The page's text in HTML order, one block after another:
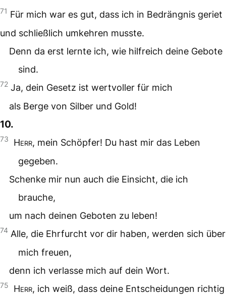
71 Für mich war es gut, dass ich in Bedrängnis geriet
und schließlich umkehren musste.
Denn da erst lernte ich, wie hilfreich deine Gebote
sind.
72 Ja, dein Gesetz ist wertvoller für mich
als Berge von Silber und Gold!
10.
73 Herr, mein Schöpfer! Du hast mir das Leben
gegeben.
Schenke mir nun auch die Einsicht, die ich
brauche,
um nach deinen Geboten zu leben!
74 Alle, die Ehrfurcht vor dir haben, werden sich über
mich freuen,
denn ich verlasse mich auf dein Wort.
75 Herr, ich weiß, dass deine Entscheidungen richtig